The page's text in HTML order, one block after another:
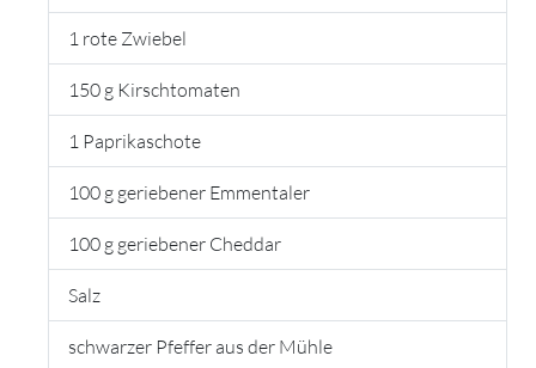
1 rote Zwiebel
150 g Kirschtomaten
1 Paprikaschote
100 g geriebener Emmentaler
100 g geriebener Cheddar
Salz
schwarzer Pfeffer aus der Mühle